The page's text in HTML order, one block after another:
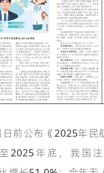
公布《2025年民
2025年底，我国